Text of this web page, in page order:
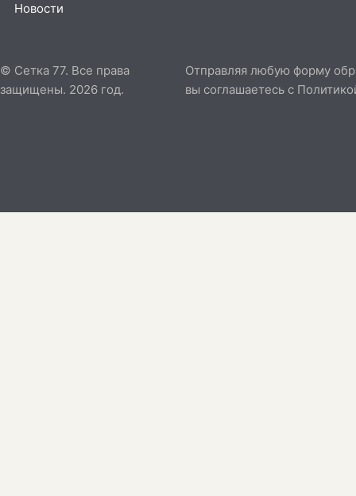
Новости
© Сетка 77. Все права
защищены. 2026 год.
Отправляя любую форму
вы соглашаетесь с